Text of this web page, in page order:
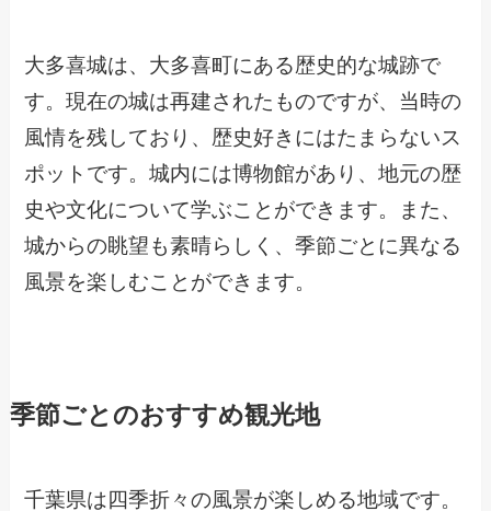
大多喜城は、大多喜町にある歴史的な城跡で
す。現在の城は再建されたものですが、当時の
風情を残しており、歴史好きにはたまらないス
ポットです。城内には博物館があり、地元の歴
史や文化について学ぶことができます。また、
城からの眺望も素晴らしく、季節ごとに異なる
風景を楽しむことができます。
季節ごとのおすすめ観光地
千葉県は四季折々の風景が楽しめる地域です。